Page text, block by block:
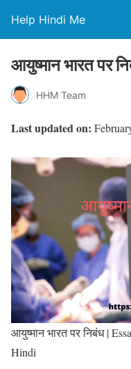
Help Hindi Me
आयुष्मान भारत पर
HHM Team
Last updated on:
आयुष्मान भारत पर निबंध |
Hindi